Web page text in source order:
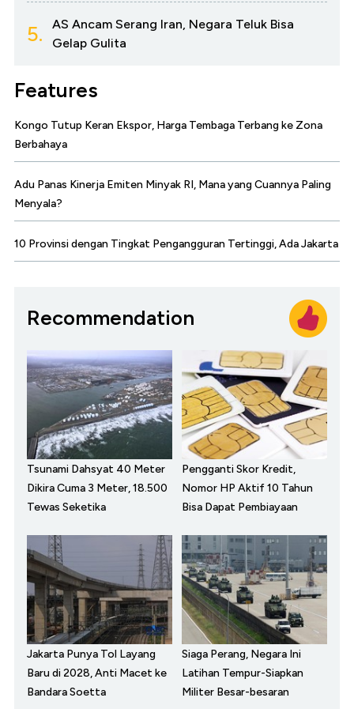
5.
AS Ancam Serang Iran, Negara Teluk Bisa
Gelap Gulita
Features
Kongo Tutup Keran Ekspor, Harga Tembaga Terbang ke Zona
Berbahaya
Adu Panas Kinerja Emiten Minyak RI, Mana yang Cuannya Paling
Menyala?
10 Provinsi dengan Tingkat Pengangguran Tertinggi, Ada Jakarta
Recommendation
Tsunami Dahsyat 40 Meter
Dikira Cuma 3 Meter, 18.500
Tewas Seketika
Pengganti Skor Kredit,
Nomor HP Aktif 10 Tahun
Bisa Dapat Pembiayaan
Jakarta Punya Tol Layang
Baru di 2028, Anti Macet ke
Bandara Soetta
Siaga Perang, Negara Ini
Latihan Tempur-Siapkan
Militer Besar-besaran